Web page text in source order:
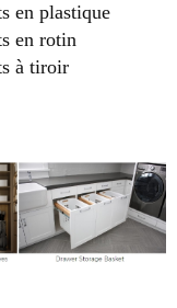
en plastique
en rotin
à tiroir